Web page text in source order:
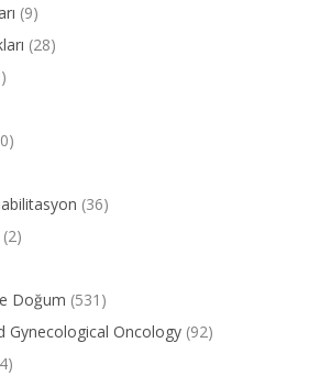
(9)
(28)
(36)
(2)
Doğum (531)
Gynecological Oncology (92)